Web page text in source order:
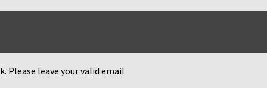
Please leave your valid email